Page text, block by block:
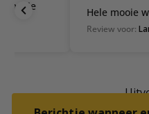
Hele mooie wol.
Review voor:Landlust die